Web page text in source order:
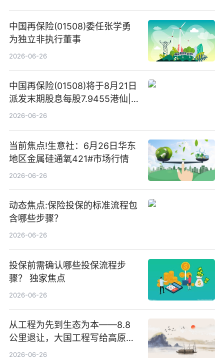
中国再保险(01508)委任张学勇
为独立非执行董事
2026-06-26
中国再保险(01508)将于8月21日
派发末期股息每股7.9455港仙|
看点
2026-06-26
当前焦点!生意社：6月26日华东
地区金属硅通氧421#市场行情
2026-06-26
动态焦点:保险投保的标准流程包
含哪些步骤？
2026-06-26
投保前需确认哪些投保流程步
骤？ 独家焦点
2026-06-26
从工程为先到生态为本——8.8
公里退让，大国工程写给高原生
灵的温柔情书
2026-06-26